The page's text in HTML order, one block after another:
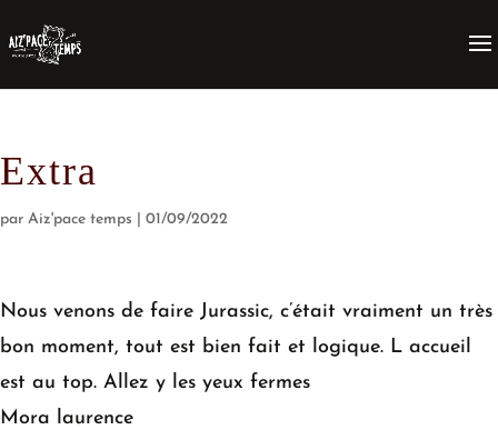
Extra
par Aiz'pace temps 01/09/2022
Nous venons de faire Jurassic, c’était vraiment un très
bon moment, tout est bien fait et logique. L accueil
est au top. Allez y les yeux fermes
Mora laurence